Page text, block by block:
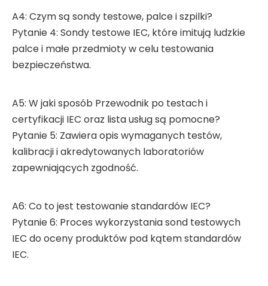
A4: Czym są sondy testowe, palce i szpilki?
Pytanie 4: Sondy testowe IEC, które imitują ludzkie
palce i małe przedmioty w celu testowania
bezpieczeństwa.
A5: W jaki sposób Przewodnik po testach i
certyfikacji IEC oraz lista usług są pomocne?
Pytanie 5: Zawiera opis wymaganych testów,
kalibracji i akredytowanych laboratoriów
zapewniających zgodność.
A6: Co to jest testowanie standardów IEC?
Pytanie 6: Proces wykorzystania sond testowych
IEC do oceny produktów pod kątem standardów
IEC.